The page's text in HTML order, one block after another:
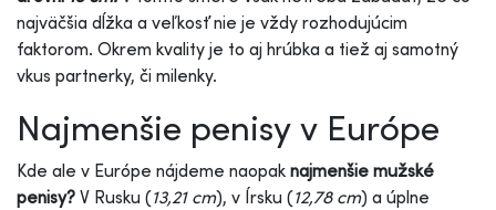
najväčšia dĺžka a veľkosť nie je vždy rozhodujúcim
faktorom. Okrem kvality je to aj hrúbka a tiež aj samotný
vkus partnerky, či milenky.
Najmenšie penisy v Európe
Kde ale v Európe nájdeme naopak najmenšie mužské
penisy? V Rusku (13,21 cm), v Írsku (12,78 cm) a úplne